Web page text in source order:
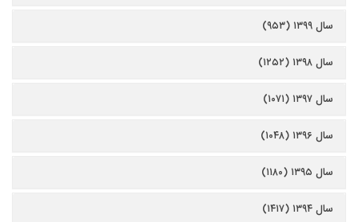
سال ۱۳۹۹ (۹۵۳)
سال ۱۳۹۸ (۱۲۵۲)
سال ۱۳۹۷ (۱۰۷۱)
سال ۱۳۹۶ (۱۰۴۸)
سال ۱۳۹۵ (۱۱۸۰)
سال ۱۳۹۴ (۱۴۱۷)